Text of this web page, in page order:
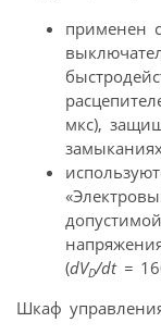
применен
мкс),
(dVD/dt =
Шкаф